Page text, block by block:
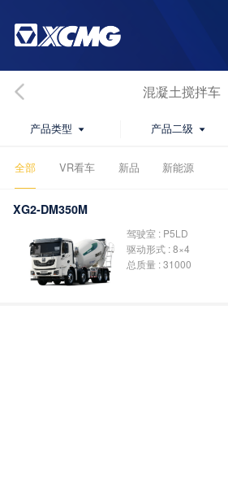
混凝土搅拌车
产品类型  产品二级 
全部 VR看车 新品 新能源
XG2-DM350M
驾驶室 : P5LD
驱动形式 : 8×4
总质量 : 31000